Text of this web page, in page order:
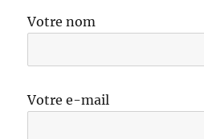
Votre nom
Votre e-mail